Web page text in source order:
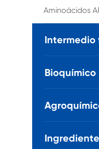
Aminoácidos
Bioquímico